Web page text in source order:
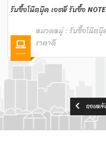
รับซื้อโน๊ตบุ๊ค ALIENWARE รับซื้
หมวดหมู่ :
ราคาดี
ถอยหลัง